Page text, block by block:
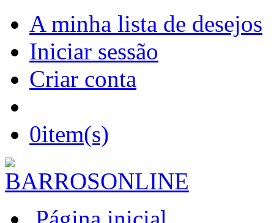
A minha lista de desejos
Iniciar sessão
Criar conta
0item(s)